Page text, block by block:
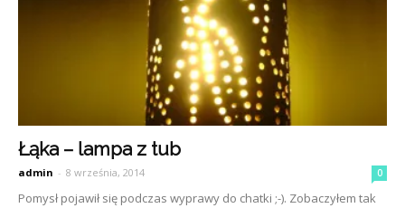
Łąka – lampa z tub
admin - 8 września, 2014 0
Pomysł pojawił się podczas wyprawy do chatki ;-). Zobaczyłem tak